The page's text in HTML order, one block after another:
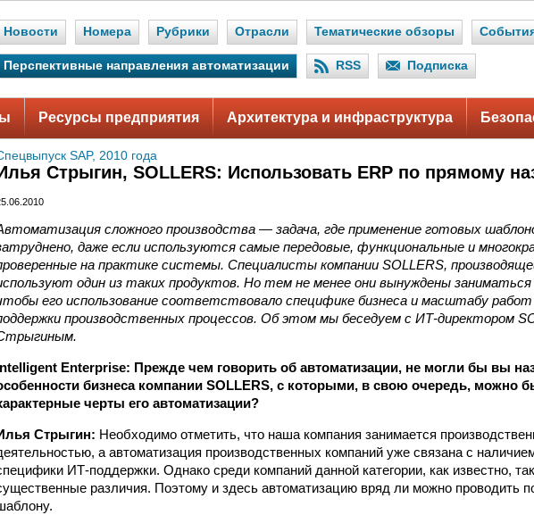
Новости Номера Рубрики Отрасли Тематические обзоры
Перспективные направления автоматизации RSS Подписка
Ресурсы предприятия Архитектура и инфраструктура
SAP, 2010 года
Стрыгин, SOLLERS: Использовать ERP по прямому
сложного производства — задача, где применение готовых
даже если используются самые передовые, функциональные и
на практике системы. Специалисты компании SOLLERS,
один из таких продуктов. Но тем не менее они вынуждены
его использование соответствовало специфике бизнеса и масштабу
производственных процессов. Об этом мы беседуем с ИТ-директором
Enterprise: Прежде чем говорить об автоматизации, не могли бы вы
бизнеса компании SOLLERS, с которыми, в свою очередь, можно
черты его автоматизации?
Стрыгин: Необходимо отметить, что наша компания занимается
а автоматизация производственных компаний уже связана с
ИТ-поддержки. Однако среди компаний данной категории, как известно,
различия. Поэтому и здесь автоматизацию вряд ли можно проводить